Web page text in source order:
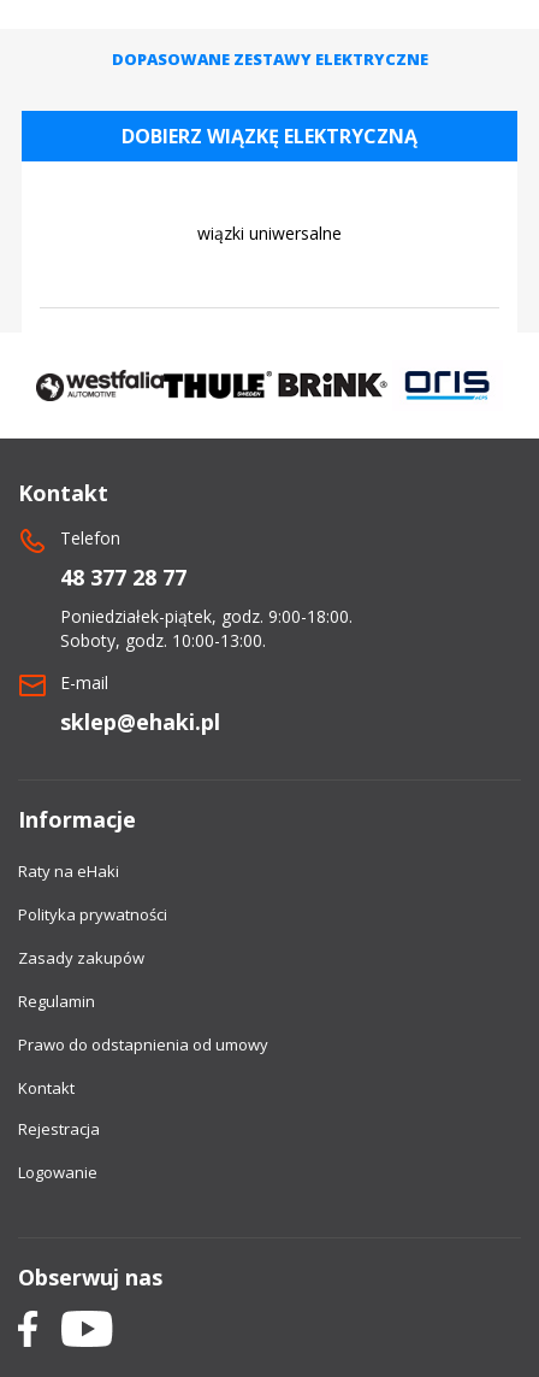
DOPASOWANE ZESTAWY ELEKTRYCZNE
DOBIERZ WIĄZKĘ ELEKTRYCZNĄ
wiązki uniwersalne
Kontakt
Telefon
48 377 28 77
Poniedziałek-piątek, godz. 9:00-18:00.
Soboty, godz. 10:00-13:00.
E-mail
sklep@ehaki.pl
Informacje
Raty na eHaki
Polityka prywatności
Zasady zakupów
Regulamin
Prawo do odstapnienia od umowy
Kontakt
Rejestracja
Logowanie
Obserwuj nas